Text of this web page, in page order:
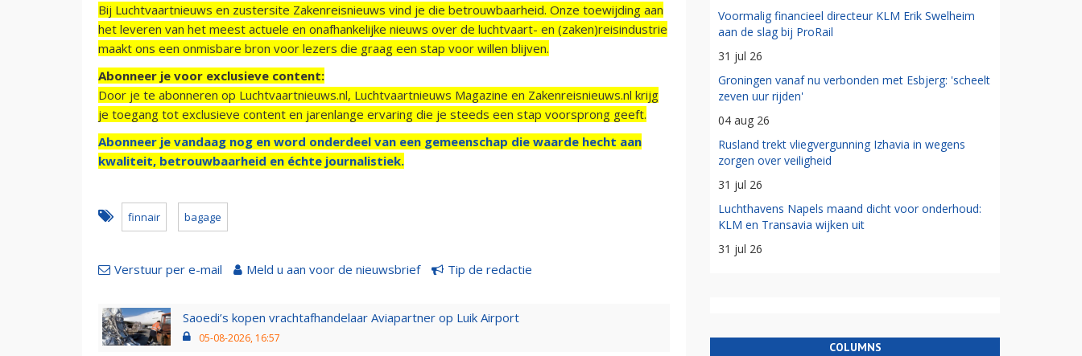
Bij Luchtvaartnieuws en zustersite Zakenreisnieuws vind je die betrouwbaarheid. Onze toewijding aan
het leveren van het meest actuele en onafhankelijke nieuws over de luchtvaart- en (zaken)reisindustrie
maakt ons een onmisbare bron voor lezers die graag een stap voor willen blijven.
Abonneer je voor exclusieve content:
Door je te abonneren op Luchtvaartnieuws.nl, Luchtvaartnieuws Magazine en Zakenreisnieuws.nl krijg
je toegang tot exclusieve content en jarenlange ervaring die je steeds een stap voorsprong geeft.
Abonneer je vandaag nog en word onderdeel van een gemeenschap die waarde hecht aan
kwaliteit, betrouwbaarheid en échte journalistiek.
finnair bagage
Verstuur per e-mail Meld u aan voor de nieuwsbrief Tip de redactie
Saoedi’s kopen vrachtafhandelaar Aviapartner op Luik Airport
05-08-2026, 16:57
Voormalig financieel directeur KLM Erik Swelheim
aan de slag bij ProRail
31 jul 26
Groningen vanaf nu verbonden met Esbjerg: 'scheelt
zeven uur rijden'
04 aug 26
Rusland trekt vliegvergunning Izhavia in wegens
zorgen over veiligheid
31 jul 26
Luchthavens Napels maand dicht voor onderhoud:
KLM en Transavia wijken uit
31 jul 26
COLUMNS